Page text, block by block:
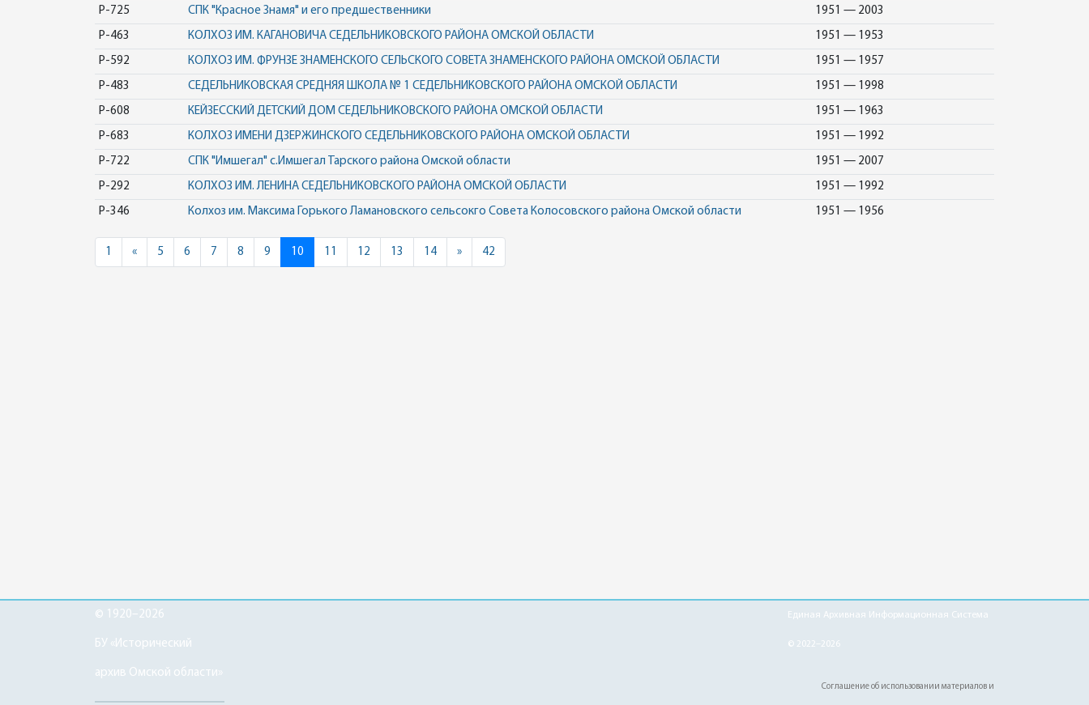
Р-725 СПК "Красное Знамя" и его предшественники 1951 — 2003
Р-463 КОЛХОЗ ИМ. КАГАНОВИЧА СЕДЕЛЬНИКОВСКОГО РАЙОНА ОМСКОЙ ОБЛАСТИ 1951 — 1953
Р-592 КОЛХОЗ ИМ. ФРУНЗЕ ЗНАМЕНСКОГО СЕЛЬСКОГО СОВЕТА ЗНАМЕНСКОГО РАЙОНА ОМСКОЙ ОБЛАСТИ 1951 — 1957
Р-483 СЕДЕЛЬНИКОВСКАЯ СРЕДНЯЯ ШКОЛА № 1 СЕДЕЛЬНИКОВСКОГО РАЙОНА ОМСКОЙ ОБЛАСТИ 1951 — 1998
Р-608 КЕЙЗЕССКИЙ ДЕТСКИЙ ДОМ СЕДЕЛЬНИКОВСКОГО РАЙОНА ОМСКОЙ ОБЛАСТИ 1951 — 1963
Р-683 КОЛХОЗ ИМЕНИ ДЗЕРЖИНСКОГО СЕДЕЛЬНИКОВСКОГО РАЙОНА ОМСКОЙ ОБЛАСТИ 1951 — 1992
Р-722 СПК "Имшегал" с.Имшегал Тарского района Омской области 1951 — 2007
Р-292 КОЛХОЗ ИМ. ЛЕНИНА СЕДЕЛЬНИКОВСКОГО РАЙОНА ОМСКОЙ ОБЛАСТИ 1951 — 1992
Р-346 Колхоз им. Максима Горького Ламановского сельсокго Совета Колосовского района Омской области 1951 — 1956
1 «Previous
5 6 7 8 9 10 11 12 13 14 »Next42
© 1920–2026
БУ «Исторический
архив Омской области»
Единая Архивная Информационная Система
© 2022–2026
Соглашение об использовании материалов и